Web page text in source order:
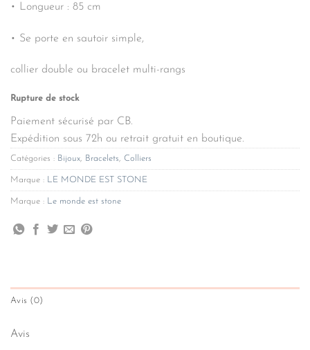
• Longueur : 85 cm
• Se porte en sautoir simple,
collier double ou bracelet multi-rangs
Rupture de stock
Paiement sécurisé par CB.
Expédition sous 72h ou retrait gratuit en boutique.
Catégories : Bijoux, Bracelets, Colliers
Marque : LE MONDE EST STONE
Marque : Le monde est stone
Avis (0)
Avis